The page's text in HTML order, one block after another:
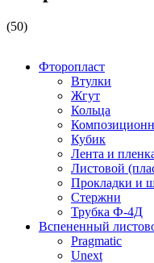
(50)
Фторопласт
Втулки
Жгут
Кольца
Кубик
Лента и
Листовой
Прокладки и
Стержни
Трубка Ф-4Д
Вспененный
Pragmatic
Unext